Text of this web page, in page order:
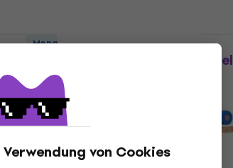
von Cookies
PROEL HPC 250 Mikrofonkabel
Mikrofonkabel
4,8/5
1,69 €
Auf Lager
Mengenrabatt